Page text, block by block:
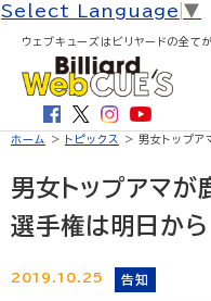
Select Language ▼
ウェブキューズはビリヤードの全て
ホーム > トピックス > 男女トップア
男女トップアマ
選手権は明日から
2019.10.25 告知